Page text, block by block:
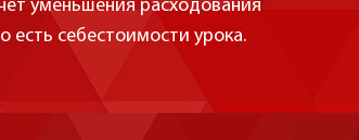
уменьшения расходования
есть себестоимости урока.